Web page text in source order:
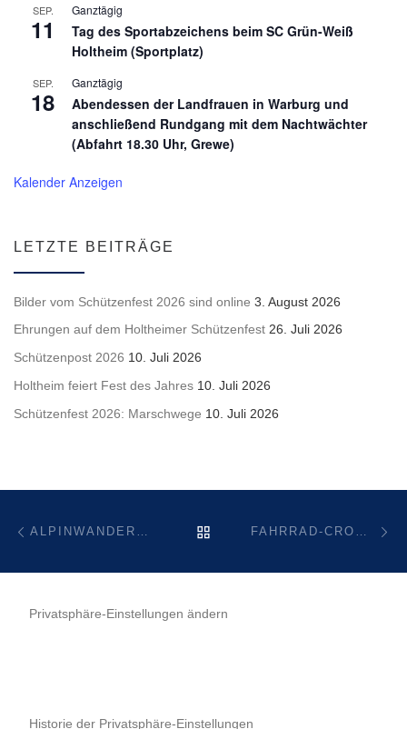
SEP.
11
Ganztägig
Tag des Sportabzeichens beim SC Grün-Weiß
Holtheim (Sportplatz)
SEP.
18
Ganztägig
Abendessen der Landfrauen in Warburg und
anschließend Rundgang mit dem Nachtwächter
(Abfahrt 18.30 Uhr, Grewe)
Kalender Anzeigen
LETZTE BEITRÄGE
Bilder vom Schützenfest 2026 sind online 3. August 2026
Ehrungen auf dem Holtheimer Schützenfest 26. Juli 2026
Schützenpost 2026 10. Juli 2026
Holtheim feiert Fest des Jahres 10. Juli 2026
Schützenfest 2026: Marschwege 10. Juli 2026
Beitragsnavigation
ALPINWANDERUNG 2020 IM SELLRAIN ZURÜCK ZUR FAHRRAD-CROSS-STRECKE FÜR KIDS
Privatsphäre-Einstellungen ändern
Historie der Privatsphäre-Einstellungen